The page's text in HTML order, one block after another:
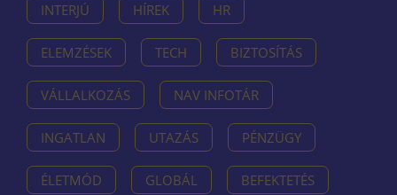
INTERJÚ HÍREK HR
ELEMZÉSEK TECH BIZTOSÍTÁS
VÁLLALKOZÁS NAV INFOTÁR
INGATLAN UTAZÁS PÉNZÜGY
ÉLETMÓD GLOBÁL BEFEKTETÉS